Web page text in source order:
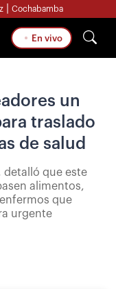
Cochabamba
En vivo
un
traslado
de salud
detalló que este
alimentos,
que
urgente